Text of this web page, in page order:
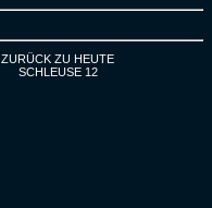
ZURÜCK ZU HEUTE
SCHLEUSE 12